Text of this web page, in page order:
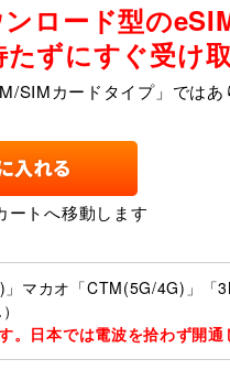
ンロード型の
ずにすぐ受け
SIMカードタイプ」では
ートへ移動します
マカオ「CTM(5G/4G)」
。日本では電波を拾わず開通